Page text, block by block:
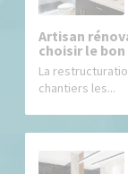
Artisan
choisir le
La
chantiers les...